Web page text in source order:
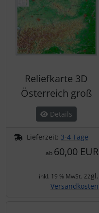
Reliefkarte 3D
Österreich groß
Details
Lieferzeit: 3-4 Tage
ab 60,00 EUR
inkl. 19 % MwSt. zzgl.
Versandkosten
Warn- und Schutzfolien
Sonstiges